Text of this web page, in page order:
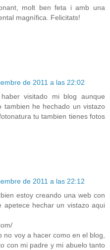
molt ben feta i amb una
magnífica. Felicitats!
de 2011 a las 22:02
visitado mi blog aunque
tambien he hechado un vistazo
tu tambien tienes fotos
de 2011 a las 22:12
estoy creando una web con
hechar un vistazo aqui
no voy a hacer como en el blog,
con mi padre y mi abuelo tanto